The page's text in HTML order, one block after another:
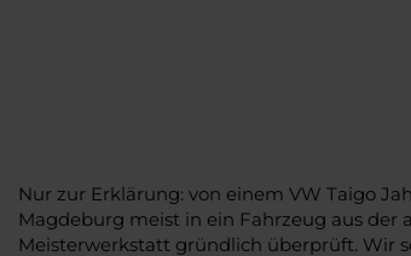
Nur zur Erklärung: von einem VW Taigo
Magdeburg meist in ein Fahrzeug aus der
Meisterwerkstatt gründlich überprüft. Wir